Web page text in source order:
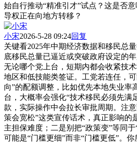
始自行推动“精准引才”试点？这是否
导权正在向地方转移？
小宋2026-5-28 09:24回复
关键看2025年中期经济数据和移民总
底移民总量已逼近或突破政府设定的
无论哪个党上台，短期内都会收紧技
地区和低技能类签证。工党若连任，
向”的配额调整，比如优先本地失业率
台，大概率会强化“技术移民必须先满
款，实际操作中会拉长审批周期。注
策会宽松”这类宣传话术，真正影响的
主担保难度；二是别把“政策变”等同于
可能是“门槛更细”而非“门槛更低”。